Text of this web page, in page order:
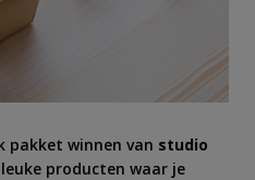
pakket winnen van studio
producten waar je